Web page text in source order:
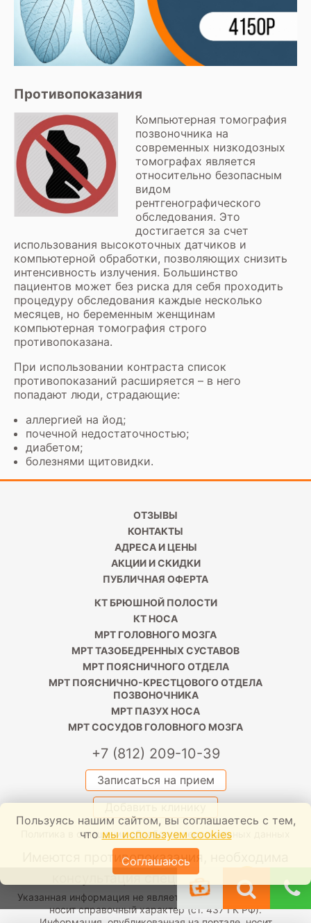
Противопоказания
Компьютерная томография
позвоночника на
современных низкодозных
томографах является
относительно безопасным
видом
рентгенографического
обследования. Это
достигается за счет
использования высокоточных датчиков и
компьютерной обработки, позволяющих снизить
интенсивность излучения. Большинство
пациентов может без риска для себя проходить
процедуру обследования каждые несколько
месяцев, но беременным женщинам
компьютерная томография строго
противопоказана.
При использовании контраста список
противопоказаний расширяется – в него
попадают люди, страдающие:
аллергией на йод;
почечной недостаточностью;
диабетом;
болезнями щитовидки.
ОТЗЫВЫ
КОНТАКТЫ
АДРЕСА И ЦЕНЫ
АКЦИИ И СКИДКИ
ПУБЛИЧНАЯ ОФЕРТА
КТ БРЮШНОЙ ПОЛОСТИ
КТ НОСА
МРТ ГОЛОВНОГО МОЗГА
МРТ ТАЗОБЕДРЕННЫХ СУСТАВОВ
МРТ ПОЯСНИЧНОГО ОТДЕЛА
МРТ ПОЯСНИЧНО-КРЕСТЦОВОГО ОТДЕЛА
ПОЗВОНОЧНИКА
МРТ ПАЗУХ НОСА
МРТ СОСУДОВ ГОЛОВНОГО МОЗГА
+7 (812) 209-10-39
Записаться на прием
Добавить клинику
Политика в отношении обработки персональных данных
Имеются противопоказания, необходима
консультация специалиста.
Указанная информация не является публичной офертой и
носит справочный характер (ст. 437 ГК РФ).
Пользуясь нашим сайтом, вы соглашаетесь с тем,
что мы используем cookies
Соглашаюсь